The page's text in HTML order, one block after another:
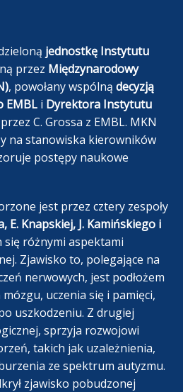
jednostkę Instytutu
przez Międzynarodowy
, powołany wspólną decyzją
EMBL i Dyrektora Instytutu
C. Grossa z EMBL. MKN
na stanowiska kierowników
postępy naukowe
jest przez cztery zespoły
E. Knapskiej, J. Kamińskiego i
się różnymi aspektami
Zjawisko to, polegające na
nerwowych, jest podłożem
uczenia się i pamięci,
uszkodzeniu. Z drugiej
sprzyja rozwojowi
takich jak uzależnienia,
ze spektrum autyzmu.
zjawisko pobudzonej